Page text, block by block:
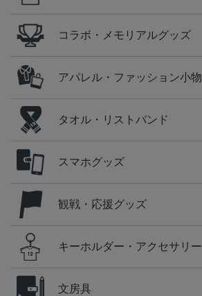
コラボ・メモリアルグッズ
アパレル・ファッション小物
タオル・リストバンド
スマホグッズ
観戦・応援グッズ
キーホルダー・アクセサリー
文房具